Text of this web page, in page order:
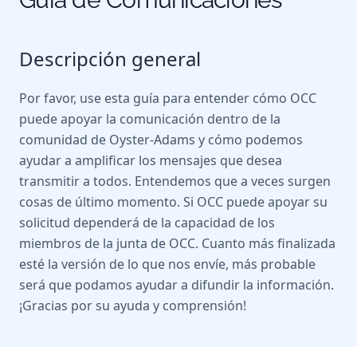
Descripción general
Por favor, use esta guía para entender cómo OCC
puede apoyar la comunicación dentro de la
comunidad de Oyster-Adams y cómo podemos
ayudar a amplificar los mensajes que desea
transmitir a todos. Entendemos que a veces surgen
cosas de último momento. Si OCC puede apoyar su
solicitud dependerá de la capacidad de los
miembros de la junta de OCC. Cuanto más finalizada
esté la versión de lo que nos envíe, más probable
será que podamos ayudar a difundir la información.
¡Gracias por su ayuda y comprensión!